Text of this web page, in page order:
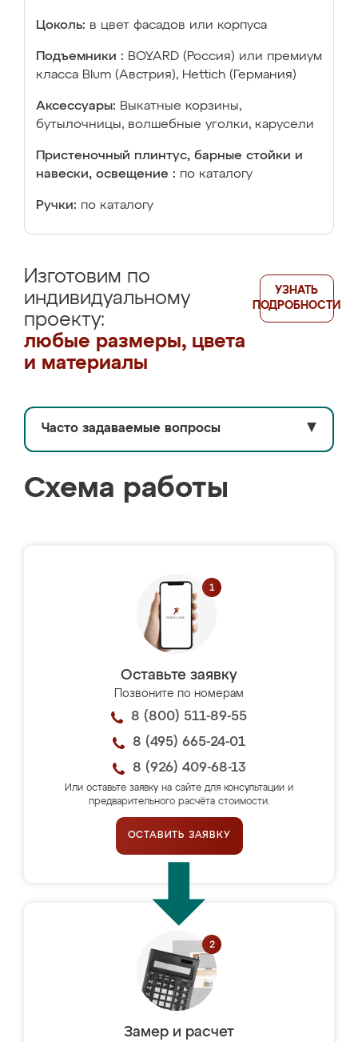
Цоколь: в цвет фасадов или корпуса
Подъемники : BOYARD (Россия) или премиум
класса Blum (Австрия), Hettich (Германия)
Аксессуары: Выкатные корзины,
бутылочницы, волшебные уголки, карусели
Пристеночный плинтус, барные стойки и
навески, освещение : по каталогу
Ручки: по каталогу
Изготовим по
индивидуальному
проекту:
любые размеры, цвета
и материалы
УЗНАТЬ
ПОДРОБНОСТИ
Часто задаваемые вопросы ▼
Схема работы
Оставьте заявку
Позвоните по номерам
8 (800) 511-89-55
8 (495) 665-24-01
8 (926) 409-68-13
Или оставьте заявку на сайте для консультации и
предварительного расчёта стоимости.
ОСТАВИТЬ ЗАЯВКУ
Замер и расчет